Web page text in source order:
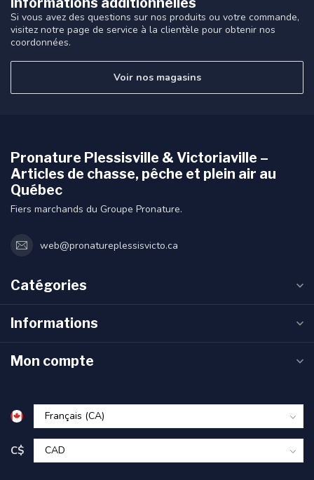
Si vous avez des questions sur nos produits ou votre commande,
visitez notre page de service à la clientèle pour obtenir nos
coordonnées.
Voir nos magasins
Pronature Plessisville & Victoriaville –
Articles de chasse, pêche et plein air au
Québec
Fiers marchands du Groupe Pronature.
web@pronatureplessisvicto.ca
Catégories
Informations
Mon compte
C$